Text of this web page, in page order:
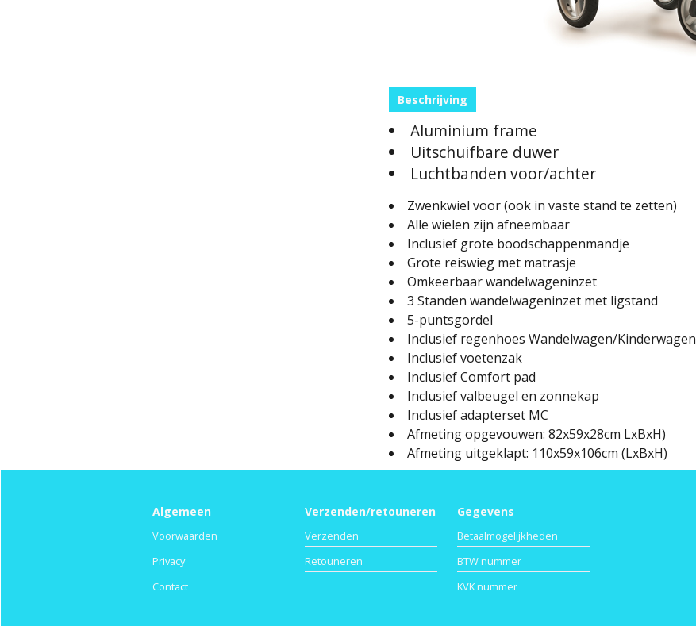
Beschrijving
Aluminium frame
Uitschuifbare duwer
Luchtbanden voor/achter
Zwenkwiel voor (ook in vaste stand te zetten)
Alle wielen zijn afneembaar
Inclusief grote boodschappenmandje
Grote reiswieg met matrasje
Omkeerbaar wandelwageninzet
3 Standen wandelwageninzet met ligstand
5-puntsgordel
Inclusief regenhoes Wandelwagen/Kinderwagen
Inclusief voetenzak
Inclusief Comfort pad
Inclusief valbeugel en zonnekap
Inclusief adapterset MC
Afmeting opgevouwen: 82x59x28cm LxBxH)
Afmeting uitgeklapt: 110x59x106cm (LxBxH)
Algemeen
Voorwaarden
Privacy
Contact
Verzenden/retouneren
Verzenden
Retouneren
Gegevens
Betaalmogelijkheden
BTW nummer
KVK nummer